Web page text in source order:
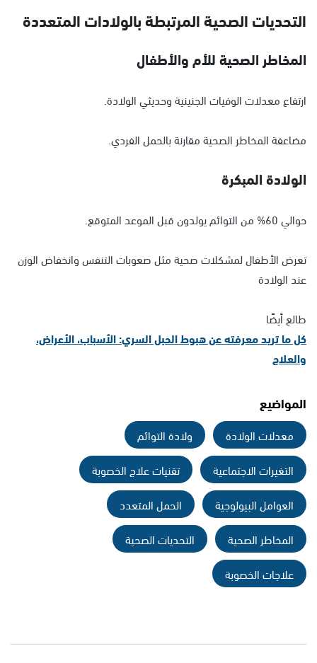
التحديات الصحية المرتبطة بالولادات المتعددة
المخاطر الصحية للأم والأطفال
ارتفاع معدلات الوفيات الجنينية وحديثي الولادة.
مضاعفة المخاطر الصحية مقارنة بالحمل الفردي.
الولادة المبكرة
حوالي 60% من التوائم يولدون قبل الموعد المتوقع.
تعرض الأطفال لمشكلات صحية مثل صعوبات التنفس وانخفاض الوزن
عند الولادة
طالع أيضًا
كل ما تريد معرفته عن هبوط الحبل السري: الأسباب، الأعراض،
والعلاج
المواضيع
معدلات الولادة
ولادة التوائم
التغيرات الاجتماعية
تقنيات علاج الخصوبة
العوامل البيولوجية
الحمل المتعدد
المخاطر الصحية
التحديات الصحية
علاجات الخصوبة